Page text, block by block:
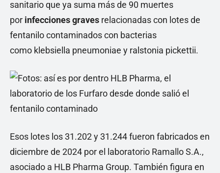
sanitario que ya suma más de 90 muertes
por infecciones graves relacionadas con lotes de
fentanilo contaminados con bacterias
como klebsiella pneumoniae y ralstonia pickettii.
Esos lotes los 31.202 y 31.244 fueron fabricados en
diciembre de 2024 por el laboratorio Ramallo S.A.,
asociado a HLB Pharma Group. También figura en